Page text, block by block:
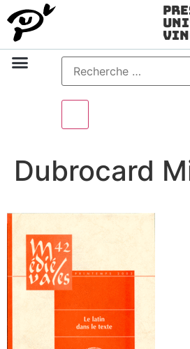
Dubrocard